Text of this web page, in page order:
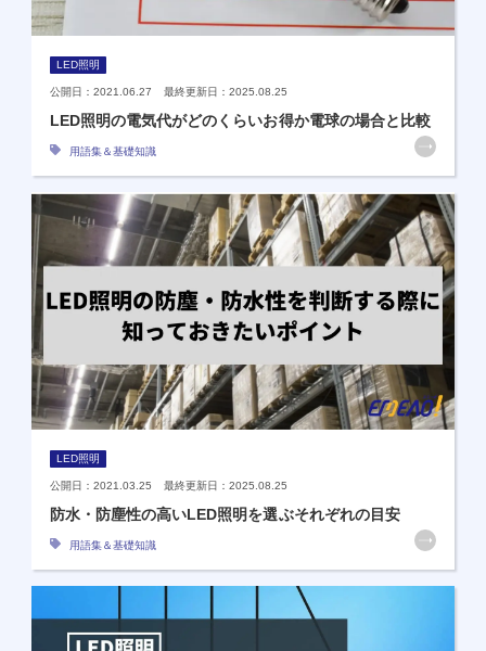
LED照明
公開日：2021.06.27 最終更新日：2025.08.25
LED照明の電気代がどのくらいお得か電球の場合と比較
用語集＆基礎知識
LED照明
公開日：2021.03.25 最終更新日：2025.08.25
防水・防塵性の高いLED照明を選ぶそれぞれの目安
用語集＆基礎知識